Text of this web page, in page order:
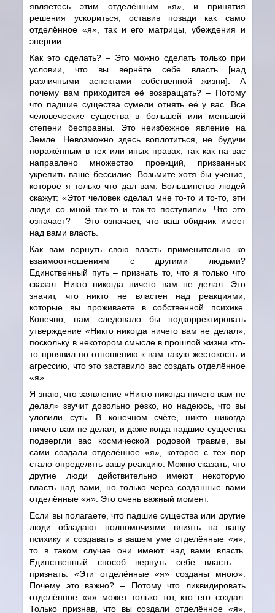
являетесь этим отделённым «я», и принятия
решения ускориться, оставив позади как само
отделённое «я», так и его матрицы, убеждения и
энергии.
Как это сделать? – Это можно сделать только при
условии, что вы вернёте себе власть [над
различными аспектами собственной жизни]. А
почему вам приходится её возвращать? – Потому
что падшие существа сумели отнять её у вас. Все
человеческие существа в большей или меньшей
степени бесправны. Это неизбежное явление на
Земле. Невозможно здесь воплотиться, не будучи
поражённым в тех или иных правах, так как на вас
направлено множество проекций, призванных
укрепить ваше бессилие. Возьмите хотя бы учение,
которое я только что дал вам. Большинство людей
скажут: «Этот человек сделал мне то-то и то-то, эти
люди со мной так-то и так-то поступили». Что это
означает? – Это означает, что ваш обидчик имеет
над вами власть.
Как вам вернуть свою власть применительно ко
взаимоотношениям с другими людьми?
Единственный путь – признать то, что я только что
сказал. Никто никогда ничего вам не делал. Это
значит, что никто не властен над реакциями,
которые вы проживаете в собственной психике.
Конечно, нам следовало бы подкорректировать
утверждение «Никто никогда ничего вам не делал»,
поскольку в некотором смысле в прошлой жизни кто-
то проявил по отношению к вам такую жестокость и
агрессию, что это заставило вас создать отделённое
«я».
Я знаю, что заявление «Никто никогда ничего вам не
делал» звучит довольно резко, но надеюсь, что вы
уловили суть. В конечном счёте, никто никогда
ничего вам не делал, и даже когда падшие существа
подвергли вас космической родовой травме, вы
сами создали отделённое «я», которое с тех пор
стало определять вашу реакцию. Можно сказать, что
другие люди действительно имеют некоторую
власть над вами, но только через созданные вами
отделённые «я». Это очень важный момент.
Если вы полагаете, что падшие существа или другие
люди обладают полномочиями влиять на вашу
психику и создавать в вашем уме отделённые «я»,
то в таком случае они имеют над вами власть.
Единственный способ вернуть себе власть –
признать: «Эти отделённые «я» созданы мною».
Почему это важно? – Потому что ликвидировать
отделённое «я» может только тот, кто его создал.
Только признав, что вы создали отделённое «я»,